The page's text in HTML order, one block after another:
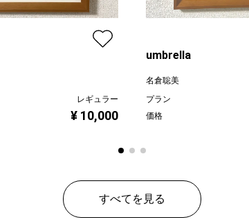
レギュラー
¥ 10,000
umbrella
名倉聡美
プラン
価格
すべてを見る